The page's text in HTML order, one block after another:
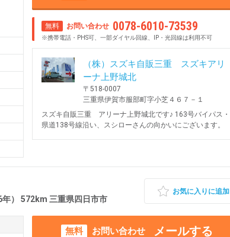
無料 お問い合わせ 0078-6010-73539
※携帯電話・PHS可、一部ダイヤル回線、IP・光回線は利用不可
（株）スズキ自販三重 スズキアリ
ーナ上野城北
〒518-0007
三重県伊賀市服部町字小芝４６７－１
スズキ自販三重 アリーナ上野城北です♪ 163号バイパス・
県道138号線沿い、スシローさんの向かいにございます。
） 572km 三重県四日市市
お気に入りに追加
無料 お問い合わせ メールする